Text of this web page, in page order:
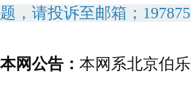
题，请投诉至邮箱；
本网公告： 本网系北京伯